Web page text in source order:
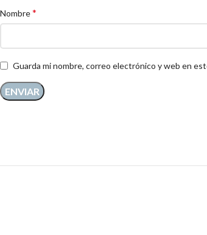
Nombre*
Guarda mi nombre, correo electrónico y web en